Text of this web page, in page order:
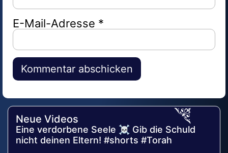
E-Mail-Adresse *
Alternative:
Neue Videos
Eine verdorbene Seele ☠️ Gib die Schuld
nicht deinen Eltern! #shorts #Torah